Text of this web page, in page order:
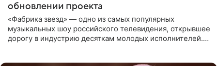
обновлении проекта
«Фабрика звезд» — одно из самых популярных
музыкальных шоу российского телевидения, открывшее
дорогу в индустрию десяткам молодых исполнителей.